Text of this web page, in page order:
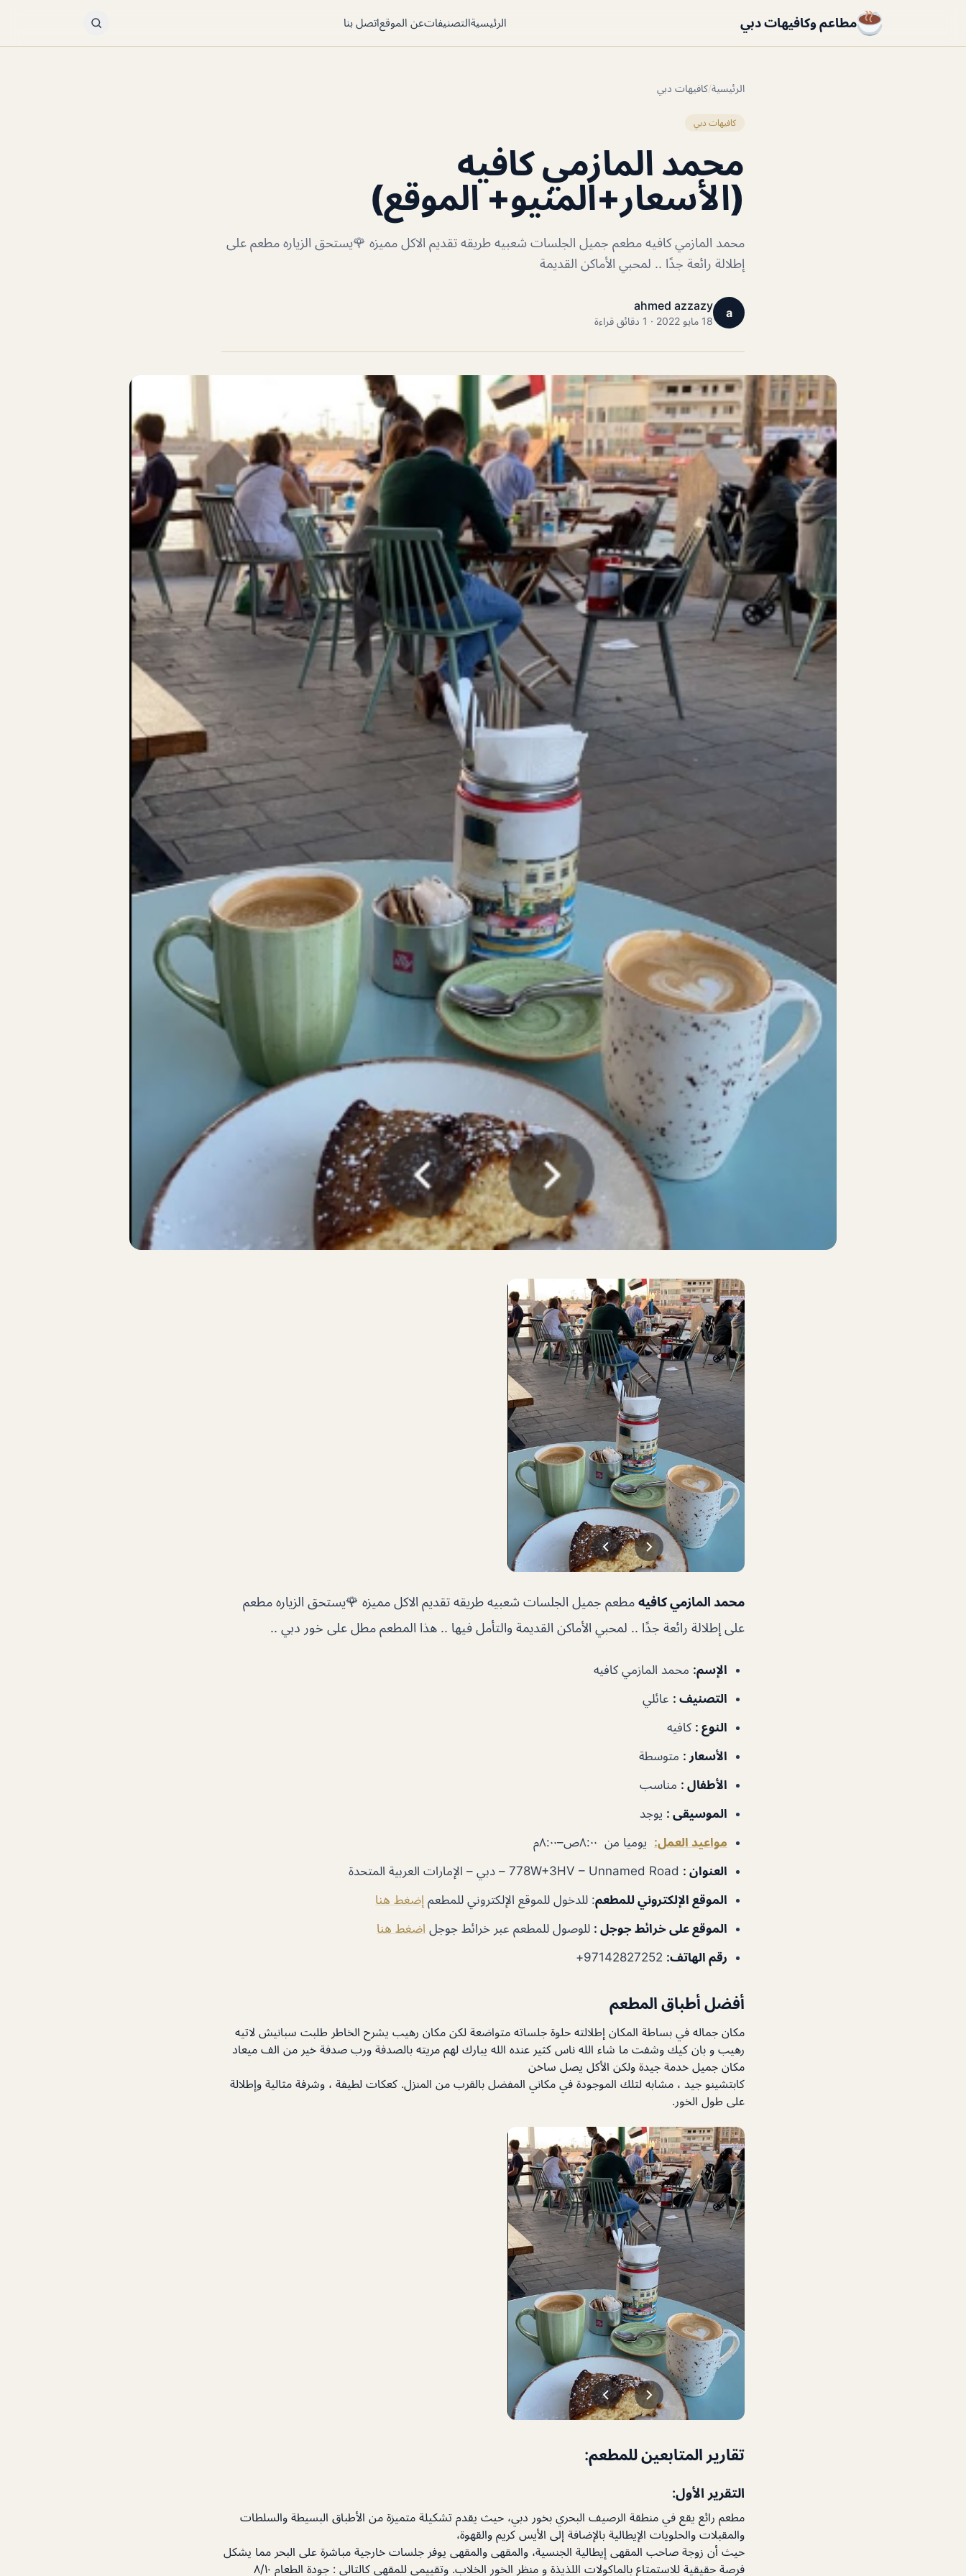
مطاعم وكافيهات دبي الرئيسيةالتصنيفاتعن الموقعاتصل بنا
الرئيسية/كافيهات دبي
كافيهات دبي
محمد المازمي كافيه
(الأسعار+المنيو+ الموقع)
محمد المازمي كافيه مطعم جميل الجلسات شعبيه طريقه تقديم الاكل مميزه 🌹يستحق الزياره مطعم على
إطلالة رائعة جدًا .. لمحبي الأماكن القديمة
a
ahmed azzazy
18 مايو 2022 · 1 دقائق قراءة
محمد المازمي كافيه مطعم جميل الجلسات شعبيه طريقه تقديم الاكل مميزه 🌹يستحق الزياره مطعم
على إطلالة رائعة جدًا .. لمحبي الأماكن القديمة والتأمل فيها .. هذا المطعم مطل على خور دبي ..
الإسم: محمد المازمي كافيه
التصنيف : عائلي
النوع : كافيه
الأسعار : متوسطة
الأطفال : مناسب
الموسيقى : يوجد
مواعيد العمل: يوميا من ٨:٠٠ص–٨:٠٠م
العنوان :
الموقع الإلكتروني للمطعم: للدخول للموقع الإلكتروني للمطعم إضغط هنا
الموقع على خرائط جوجل : للوصول للمطعم عبر خرائط جوجل اضغط هنا
رقم الهاتف:
أفضل أطباق المطعم
مكان جماله في بساطة المكان إطلالته حلوة جلساته متواضعة لكن مكان رهيب يشرح الخاطر طلبت سبانيش لاتيه
رهيب و بان كيك وشفت ما شاء الله ناس كثير عنده الله يبارك لهم مريته بالصدفة ورب صدفة خير من الف ميعاد
مكان جميل خدمة جيدة ولكن الأكل يصل ساخن
كابتشينو جيد ، مشابه لتلك الموجودة في مكاني المفضل بالقرب من المنزل. كعكات لطيفة ، وشرفة مثالية وإطلالة
على طول الخور.
تقارير المتابعين للمطعم:
التقرير الأول:
مطعم رائع يقع في منطقة الرصيف البحري بخور دبي، حيث يقدم تشكيلة متميزة من الأطباق البسيطة والسلطات
والمقبلات والحلويات الإيطالية بالإضافة إلى الأيس كريم والقهوة،
حيث أن زوجة صاحب المقهى إيطالية الجنسية، والمقهى والمقهى يوفر جلسات خارجية مباشرة على البحر مما يشكل
فرصة حقيقية للاستمتاع بالماكولات اللذيذة و منظر الخور الخلاب. وتقييمي للمقهى كالتالي : جودة الطعام ٨/١٠